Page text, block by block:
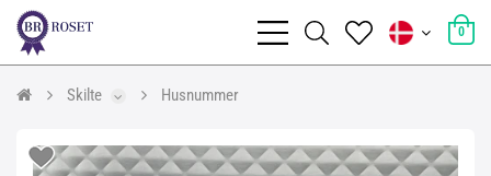
0
Skilte Husnummer